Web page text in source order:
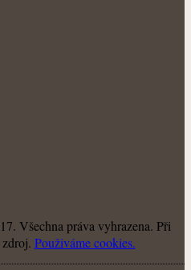
Všechna práva vyhrazena. Při
Použiváme cookies.